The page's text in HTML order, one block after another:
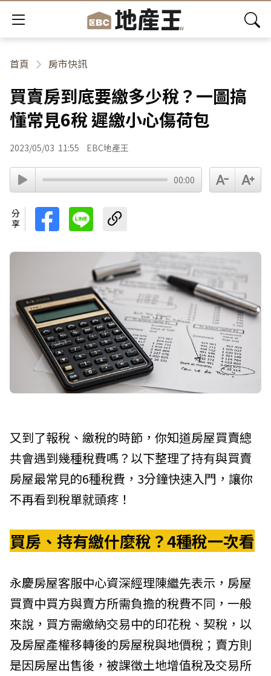
首頁 房市快訊
買賣房到底要繳多少稅？一圖搞
懂常見6稅 遲繳小心傷荷包
2023/05/03 11:55 EBC地產王
00:00
分享
又到了報稅、繳稅的時節，你知道房屋買賣總
共會遇到幾種稅費嗎？以下整理了持有與買賣
房屋最常見的6種稅費，3分鐘快速入門，讓你
不再看到稅單就頭疼！
買房、持有繳什麼稅？4種稅一次看
永慶房屋客服中心資深經理陳繼先表示，房屋
買賣中買方與賣方所需負擔的稅費不同，一般
來說，買方需繳納交易中的印花稅、契稅，以
及房屋產權移轉後的房屋稅與地價稅；賣方則
是因房屋出售後，被課徵土地增值稅及交易所